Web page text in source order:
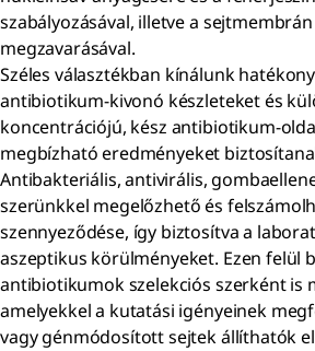
szabályozásával, illetve a
megzavarásával.
Széles választékban kínálunk
antibiotikum-kivonó készleteket és
koncentrációjú, kész antibiotikum-
megbízható eredményeket
Antibakteriális, antivirális,
szerünkkel megelőzhető és
szennyeződése, így biztosítva a
aszeptikus körülményeket. Ezen felül
antibiotikumok szelekciós szerként is
amelyekkel a kutatási igényeinek
vagy génmódosított sejtek állíthatók